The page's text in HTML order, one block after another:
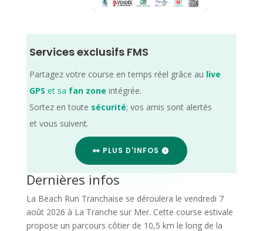
Services exclusifs FMS
Partagez votre course en temps réel grâce au live
GPS et sa fan zone intégrée.
Sortez en toute sécurité; vos amis sont alertés
et vous suivent.
👀 PLUS D'INFOS
Dernières infos
La Beach Run Tranchaise se déroulera le vendredi 7
août 2026 à La Tranche sur Mer. Cette course estivale
propose un parcours côtier de 10,5 km le long de la